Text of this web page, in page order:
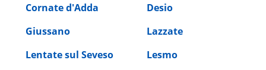
Cornate d'Adda
Desio
Giussano
Lazzate
Lentate sul Seveso
Lesmo